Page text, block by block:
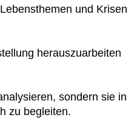
und Krisen
herauszuarbeiten
sondern sie in
zu begleiten.